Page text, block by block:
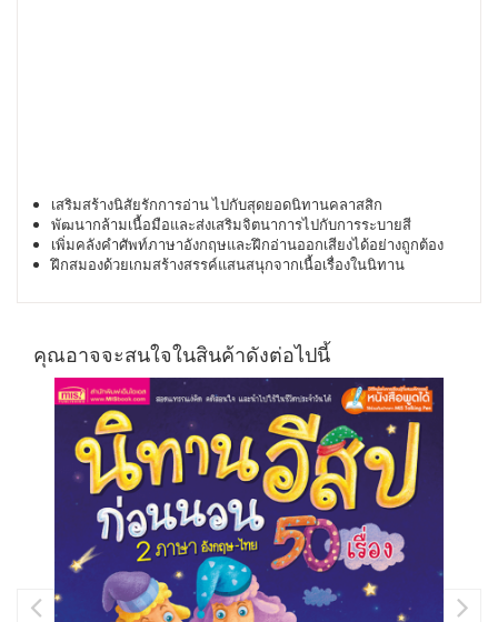
เสริมสร้างนิสัยรักการอ่าน ไปกับสุดยอดนิทานคลาสสิก
พัฒนากล้ามเนื้อมือและส่งเสริมจิตนาการไปกับการระบายสี
เพิ่มคลังคำศัพท์ภาษาอังกฤษและฝึกอ่านออกเสียงได้อย่างถูกต้อง
ฝึกสมองด้วยเกมสร้างสรรค์แสนสนุกจากเนื้อเรื่องในนิทาน
คุณอาจจะสนใจในสินค้าดังต่อไปนี้